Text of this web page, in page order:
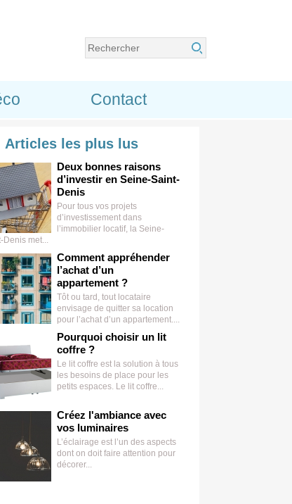
Contact
Articles les plus lus
Deux bonnes raisons
d’investir en Seine-Saint-
Denis
Pour tous vos projets
d’investissement dans
l’immobilier locatif, la Seine-
Denis met...
Comment appréhender
l’achat d’un
appartement ?
Tôt ou tard, tout locataire
envisage de quitter sa location
pour l’achat d’un appartement....
Pourquoi choisir un lit
coffre ?
Le lit coffre est la solution à tous
les besoins de place pour les
petits espaces. Le lit coffre...
Créez l'ambiance avec
vos luminaires
L’éclairage est l’un des aspects
dont on doit faire attention pour
décorer...